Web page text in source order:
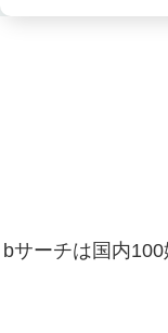
bサーチは国内